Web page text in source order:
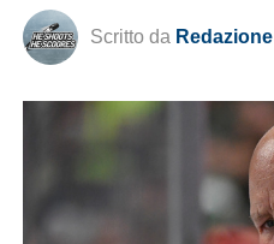
Scritto da Redazione